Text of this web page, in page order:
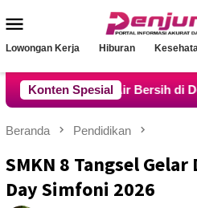
ke
Mobile
Lowongan Kerja Hiburan
Konten Spesial
Air Bersih di Desa
Beranda Pendidikan
SMKN 8 Tangsel
Day Simfoni 2026